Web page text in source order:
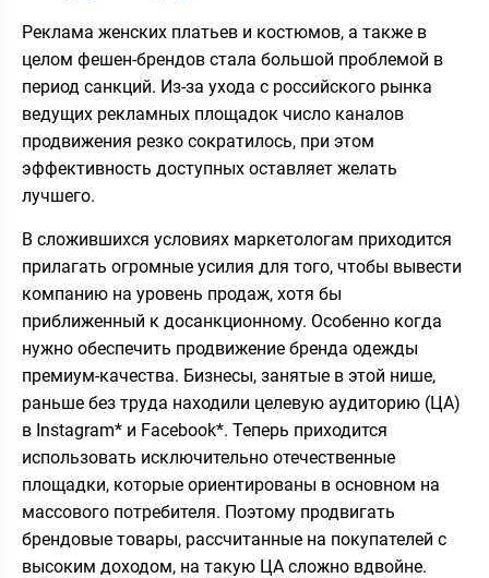
Реклама женских платьев и костюмов, а также в
целом фешен-брендов стала большой проблемой в
период санкций. Из-за ухода с российского рынка
ведущих рекламных площадок число каналов
продвижения резко сократилось, при этом
эффективность доступных оставляет желать
лучшего.
В сложившихся условиях маркетологам приходится
прилагать огромные усилия для того, чтобы вывести
компанию на уровень продаж, хотя бы
приближенный к досанкционному. Особенно когда
нужно обеспечить продвижение бренда одежды
премиум-качества. Бизнесы, занятые в этой нише,
раньше без труда находили целевую аудиторию (ЦА)
в Instagram* и Facebook*. Теперь приходится
использовать исключительно отечественные
площадки, которые ориентированы в основном на
массового потребителя. Поэтому продвигать
брендовые товары, рассчитанные на покупателей с
высоким доходом, на такую ЦА сложно вдвойне.